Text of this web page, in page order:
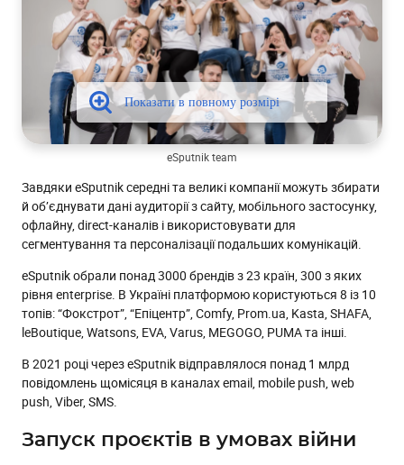
eSputnik team
Завдяки eSputnik середні та великі компанії можуть збирати
й об’єднувати дані аудиторії з сайту, мобільного застосунку,
офлайну, direct-каналів і використовувати для
сегментування та персоналізації подальших комунікацій.
eSputnik обрали понад 3000 брендів з 23 країн, 300 з яких
рівня enterprise. В Україні платформою користуються 8 із 10
топів: “Фокстрот”, “Епіцентр”, Comfy, Prom.ua, Kasta, SHAFA,
leBoutique, Watsons, EVA, Varus, MEGOGO, PUMA та інші.
В 2021 році через eSputnik відправлялося понад 1 млрд
повідомлень щомісяця в каналах email, mobile push, web
push, Viber, SMS.
Запуск проєктів в умовах війни